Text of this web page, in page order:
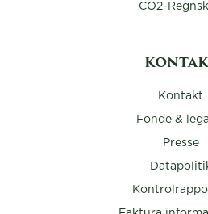
CO2-
Kontakt
Fonde &
Presse